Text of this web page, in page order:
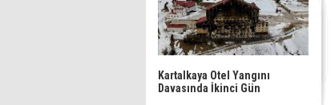
Kartalkaya Otel Yangını
Davasında İkinci Gün